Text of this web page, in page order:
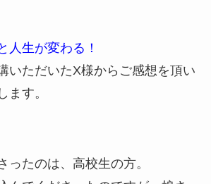
人生が変わる！
いただいたX様からご感想を頂い
ます。
ったのは、高校生の方。